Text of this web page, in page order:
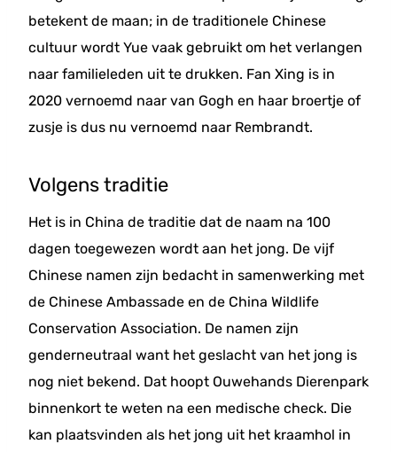
betekent de maan; in de traditionele Chinese
cultuur wordt Yue vaak gebruikt om het verlangen
naar familieleden uit te drukken. Fan Xing is in
2020 vernoemd naar van Gogh en haar broertje of
zusje is dus nu vernoemd naar Rembrandt.
Volgens traditie
Het is in China de traditie dat de naam na 100
dagen toegewezen wordt aan het jong. De vijf
Chinese namen zijn bedacht in samenwerking met
de Chinese Ambassade en de China Wildlife
Conservation Association. De namen zijn
genderneutraal want het geslacht van het jong is
nog niet bekend. Dat hoopt Ouwehands Dierenpark
binnenkort te weten na een medische check. Die
kan plaatsvinden als het jong uit het kraamhol in